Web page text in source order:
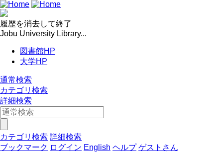
履歴を消去して終了
Jobu University Library...
図書館HP
大学HP
通常検索
カテゴリ検索
詳細検索
カテゴリ検索 詳細検索
ブックマーク ログイン English ヘルプ ゲストさん